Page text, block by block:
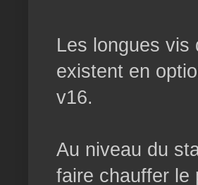
Les longues vis
existent en
v16.
Au niveau du
faire chauffer le